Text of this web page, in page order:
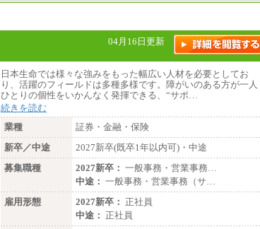
※詳細はJTBキャリアサイトよりご確認くだ
■(株)JTBコミュニケーションデザイン
総合職 月給230,000円
みなし残業手当：20,000円（一律支給）※
みなし残業手当の残業時間は10.43時間。
※超過勤務手当：みなし残業時間を超える
残業時間に応じて、時間外手当等を支給。
※超過勤務手当：残業時間については全額
時間外手当を支給。
■（株）JTBグローバルマーケティング＆トラ
ベル
総合職 月給242,000円＋地域間調整給
訪日事業職 月給202,000～227,000円＋地域
間調整給
※詳細はJTBキャリアサイトよりご確認くだ
さい。
04月16日更新
日本生命では様々な強みをもった幅広い人材を必要としてお
り、活躍のフィールドは多種多様です。障がいのある方が一人
ひとりの個性をいかんなく発揮できる、“サポ…
続きを読む
業種
証券・金融・保険
新卒／中途
2027新卒(既卒1年以内可)・中途
募集職種
2027新卒： 一般事務・営業事務…
中途： 一般事務・営業事務（サ…
雇用形態
2027新卒： 正社員
中途： 正社員